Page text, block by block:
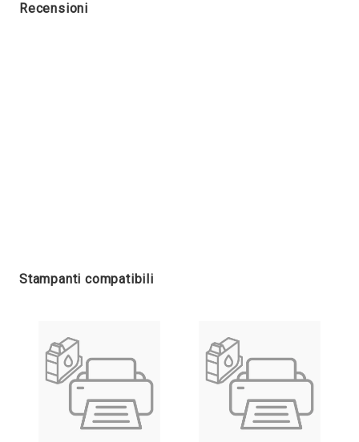
Recensioni
Stampanti compatibili